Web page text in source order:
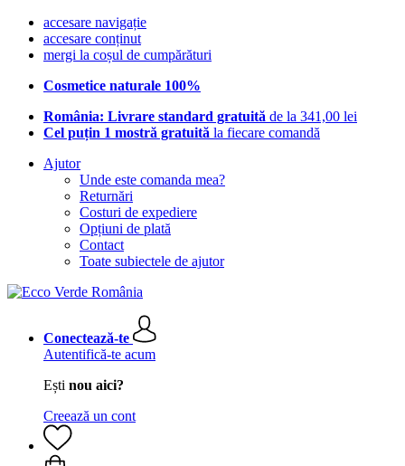
accesare navigație
accesare conținut
mergi la coșul de cumpărături
Cosmetice naturale 100%
România: Livrare standard gratuită de la 341,00 lei
Cel puțin 1 mostră gratuită la fiecare comandă
Ajutor
Unde este comanda mea?
Returnări
Costuri de expediere
Opțiuni de plată
Contact
Toate subiectele de ajutor
Conectează-te
Autentifică-te acum
Ești nou aici?
Creează un cont